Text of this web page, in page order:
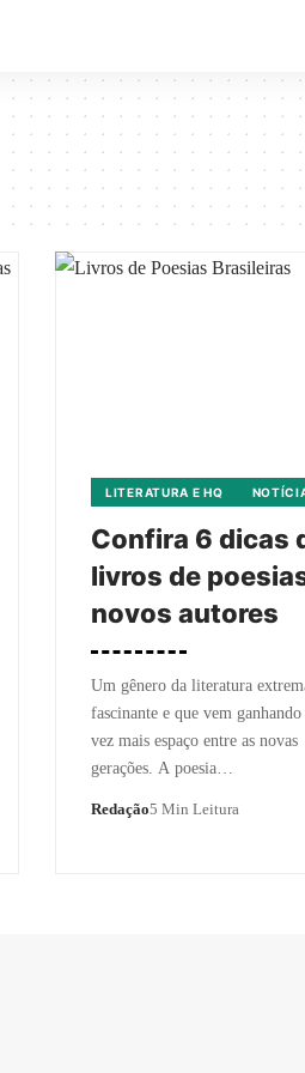
LITERATURA E HQ
Confira 6 dicas
livros de
novos autores
Um gênero da literatura
fascinante e que vem ganhando
vez mais espaço entre as novas
gerações. A poesia…
Redação5 Min Leitura